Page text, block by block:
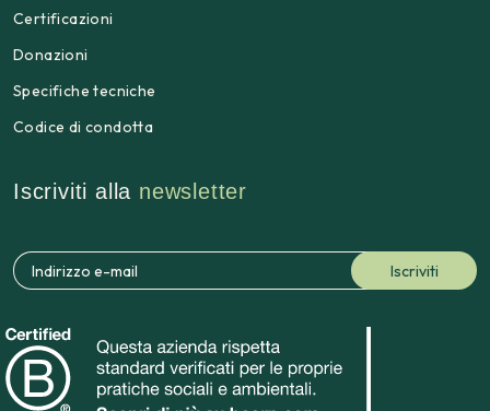
Certificazioni
Donazioni
Specifiche tecniche
Codice di condotta
Iscriviti alla newsletter